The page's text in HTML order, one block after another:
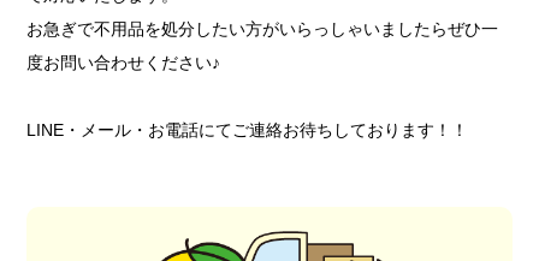
お急ぎで不用品を処分したい方がいらっしゃいましたらぜひ一
度お問い合わせください♪
LINE・メール・お電話にてご連絡お待ちしております！！